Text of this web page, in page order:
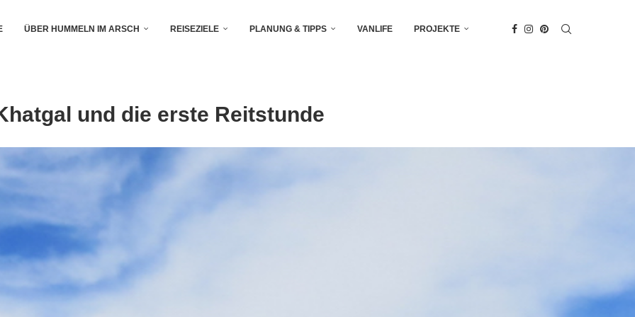
ÜBER HUMMELN IM ARSCH REISEZIELE PLANUNG & TIPPS VANLIFE PROJEKTE
und die erste Reitstunde